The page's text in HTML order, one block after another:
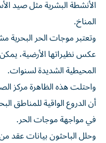
الأنشطة البشرية مثل صيد
المناخ.
وتعتبر موجات الحر البحرية
عكس نظيراتها الأرضية،
المحيطية الشديدة لسنوات.
واحتلت هذه الظاهرة مركز
أن الدروع الواقية للمناطق
في مواجهة موجات الحر.